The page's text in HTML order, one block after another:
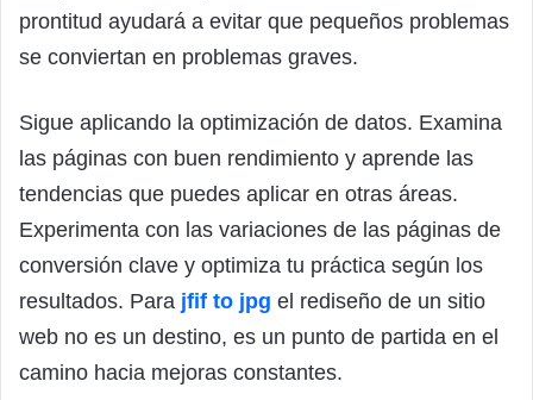
prontitud ayudará a evitar que pequeños problemas
se conviertan en problemas graves.
Sigue aplicando la optimización de datos. Examina
las páginas con buen rendimiento y aprende las
tendencias que puedes aplicar en otras áreas.
Experimenta con las variaciones de las páginas de
conversión clave y optimiza tu práctica según los
resultados. Para jfif to jpg el rediseño de un sitio
web no es un destino, es un punto de partida en el
camino hacia mejoras constantes.